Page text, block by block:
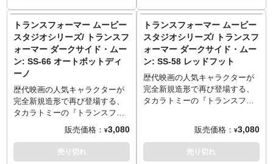
品・キャンセルは一切受付でき
ません。
ー！LEDによるライトアップ内
蔵で、高温になった溶鉱炉の雰
囲気を演出します。
～ご注意事項～以下ご了承の上
ご予約をお願いいたします～
■発売時期につきましては予定と
なりますため、大幅に遅れや前
倒しとなる場合もございます。
■ご予約いただいた時点で、商品
代金のうち「\60,000」を内金と
してお支払いをお願いします
（内金確認をもってご予約受付
とさせていただきます）。
～ご注意事項～以下ご了承の上
ご予約をお願いいたします～
■発売時期につきましては予定と
なりますため、大幅に遅れや前
倒しとなる場合もございます。
■ご予約いただいた時点で、商品
代金のうち「\60,000」を内金と
してお支払いをお願いします
（内金確認をもってご予約受付
■残りの商品代金につきましては
入荷後に支払いいただきます。
■商品入荷のご案内後に通常どお
その序盤で奪われてしまうジャ
ケット、決して細くはなくガッ
チリした体躯、腰回りに付けら
れたベルトポーチなど、「〇〇
なレオンの姿」ではなく「かっ
こいいレオンの姿」で立体化し
ています。もちろんカプコン完
全監修。ベース部には墓地をセ
レクト、ガラドールや邪教徒と
アクセントとして足元に配置。
ただ再現するのではなく、世界
観を大事にしながらもオリジナ
T-1000の追手を振り切るために
ブツを受取り、M4カービンを手
にしたサラ・コナーを、全高約
71センチ（ライフル含む）にて
再現。メキシコの強い日差し＆
砂埃をガードするためにかずっ
と掛けていたサングラス、そこ
から見える鋭い眼光も、雰囲気
してテーブルだった木材にナイ
フで刻まれた「NO FATE」の文
字。上下ブラックで統一された
トランスフォーマー ムービー
スタジオシリーズ/ トランスフ
ォーマー ダークサイド・ムー
ン: SS-66 オートボットディ
ーノ
歴代映画の人気キャラクターが
完全新規造形で再び登場する、
タカラトミーの『トランスフォ
ーマー』スタジオシリーズ！映
画3作目『トランスフォーマー
ダークサイド・ムーン』にから
登場しているオートボットの戦
販売価格： ¥3,080
売り切れ
トランスフォーマー ムービー
スタジオシリーズ/ トランスフ
ォーマー ダークサイド・ムー
ン: SS-58 レッドフット
歴代映画の人気キャラクターが
完全新規造形で再び登場する、
タカラトミーの『トランスフォ
サイド・ムーン』から、オート
ボットの特殊部隊レッカーズの
戦略家「レッドフット」がライ
販売価格： ¥3,080
売り切れ